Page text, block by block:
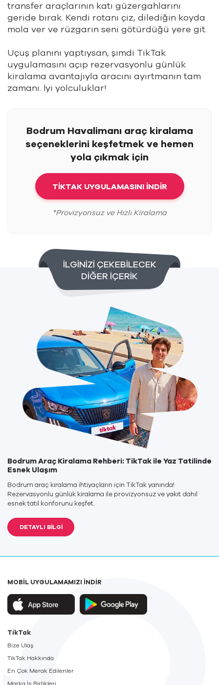
transfer araçlarının katı güzergahlarını
geride bırak. Kendi rotanı çiz, dilediğin koyda
mola ver ve rüzgarın seni götürdüğü yere git.
Uçuş planını yaptıysan, şimdi TikTak
uygulamasını açıp rezervasyonlu günlük
kiralama avantajıyla aracını ayırtmanın tam
zamanı. İyi yolculuklar!
Bodrum Havalimanı araç kiralama
seçeneklerini keşfetmek ve hemen
yola çıkmak için
TİKTAK UYGULAMASINI İNDİR
*Provizyonsuz ve Hızlı Kiralama
İLGİNİZİ ÇEKEBİLECEK
DİĞER İÇERİK
Bodrum Araç Kiralama Rehberi: TikTak ile Yaz Tatilinde
Esnek Ulaşım
Bodrum araç kiralama ihtiyaçların için TikTak yanında!
Rezervasyonlu günlük kiralama ile provizyonsuz ve yakıt dahil
esnek tatil konforunu keşfet.
DETAYLI BİLGİ
TikTak
Bize Ulaş
TikTak Hakkında
En Çok Merak Edilenler
Marka İş Birlikleri
MOBİL UYGULAMAMIZI İNDİR